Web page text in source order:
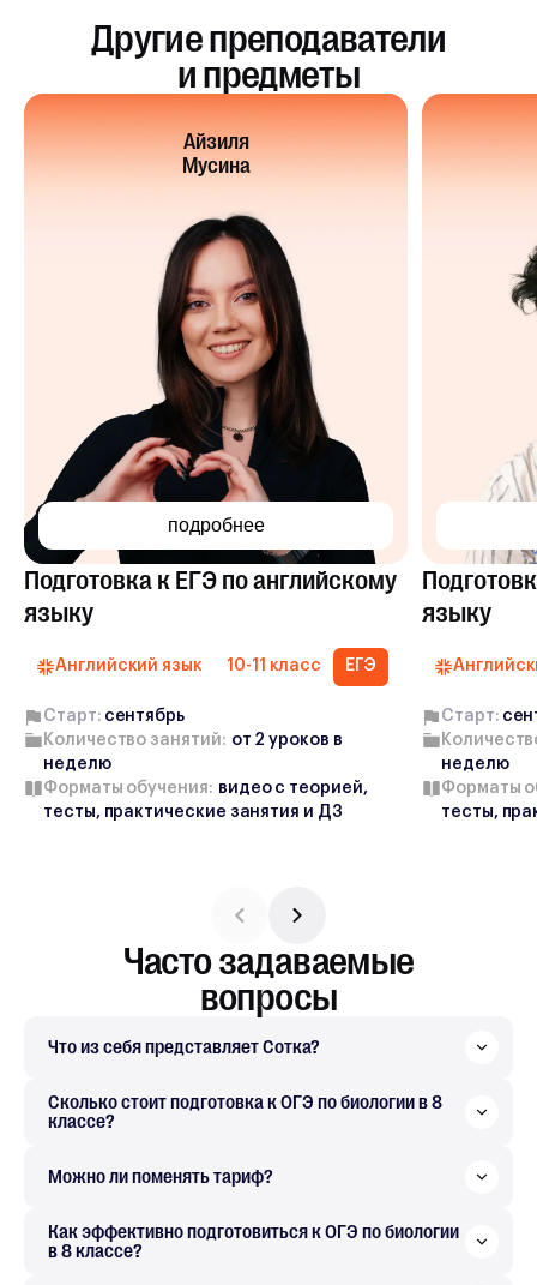
Другие преподаватели
и предметы
Айзиля
Мусина
подробнее
Подготовка к ЕГЭ по английскому
языку
Английский язык 10-11 класс ЕГЭ
Старт: cентябрь
Количество занятий: от 2 уроков в
неделю
Форматы обучения: видео с теорией,
тесты, практические занятия и ДЗ
языку
Старт:
неделю
Форматы
тесты,
Часто задаваемые
вопросы
Что из себя представляет Сотка?
Сколько стоит подготовка к ОГЭ по биологии в 8
классе?
Можно ли поменять тариф?
Как эффективно подготовиться к ОГЭ по биологии
в 8 классе?